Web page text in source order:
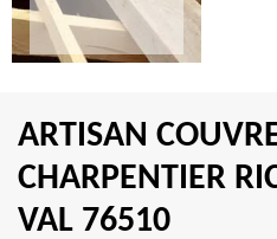
ARTISAN
CHARPENTIER
VAL 76510